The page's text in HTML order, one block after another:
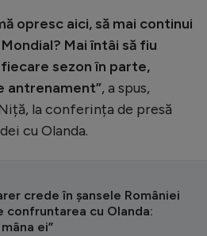
opresc aici, să mai continui
Mai întâi să fiu
sezon în parte,
antrenament”, a spus,
la conferința de presă
cu Olanda.
crede în șansele României
confruntarea cu Olanda:
ei”